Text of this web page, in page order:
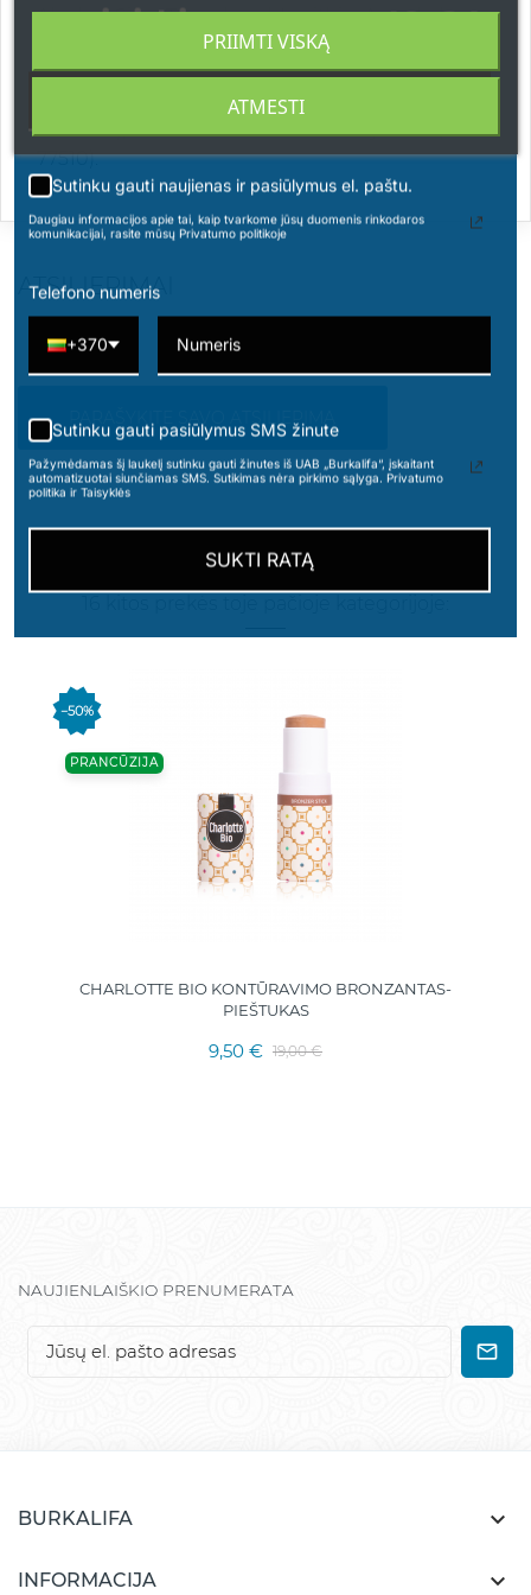
Alcohol, Silica,Tocopherol, Lecithin, Ascorbyl
Palmitate, Glyceryl Stearate, Glyceryl Oleate, Citric
Acid, Tin Oxide. May contain(+/-): Mica, Titanium
Dioxide (CI 77891), Iron Oxides (CI77491, CI 77492,
CI 77499), Ferric Ammonium Ferrocyanide (CI
77510).
ATSILIEPIMAI
PARAŠYKITE SAVO ATSILIEPIMĄ
−50%
PRANCŪZIJA
CHARLOTTE BIO KONTŪRAVIMO BRONZANTAS-
PIEŠTUKAS
9,50 € 19,00 €
NAUJIENLAIŠKIO PRENUMERATA
BURKALIFA 
INFORMACIJA 
ATMESTI
PRIIMTI VISKĄ
apsipirkimams nuo 49 € !
Sutinku gauti naujienas ir pasiūlymus el. paštu.
Daugiau informacijos apie tai, kaip tvarkome jūsų duomenis rinkodaros
komunikacijai, rasite mūsų Privatumo politikoje
Telefono numeris
+370
Sutinku gauti pasiūlymus SMS žinute
Pažymėdamas šį laukelį sutinku gauti žinutes iš UAB „Burkalifa“, įskaitant
automatizuotai siunčiamas SMS. Sutikimas nėra pirkimo sąlyga. Privatumo
politika ir Taisyklės
SUKTI RATĄ